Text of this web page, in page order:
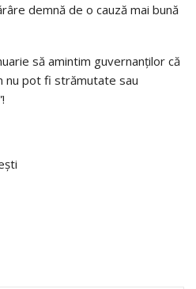
demnă de o cauză mai bună
să amintim guvernanților că
nu pot fi strămutate sau